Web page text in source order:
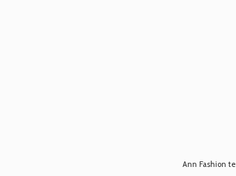
Ann Fashion te